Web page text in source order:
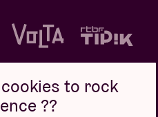
to rock
??